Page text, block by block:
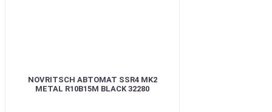
NOVRITSCH АВТОМАТ SSR4 MK2
METAL R10B15M BLACK 32280